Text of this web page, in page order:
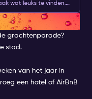
wat leuks te vinden.
vanaf slechts 10 euro.
uit gaat, of als je een
je meer tegen!
grachtenparade?
stad.
van het jaar in
een hotel of AirBnB